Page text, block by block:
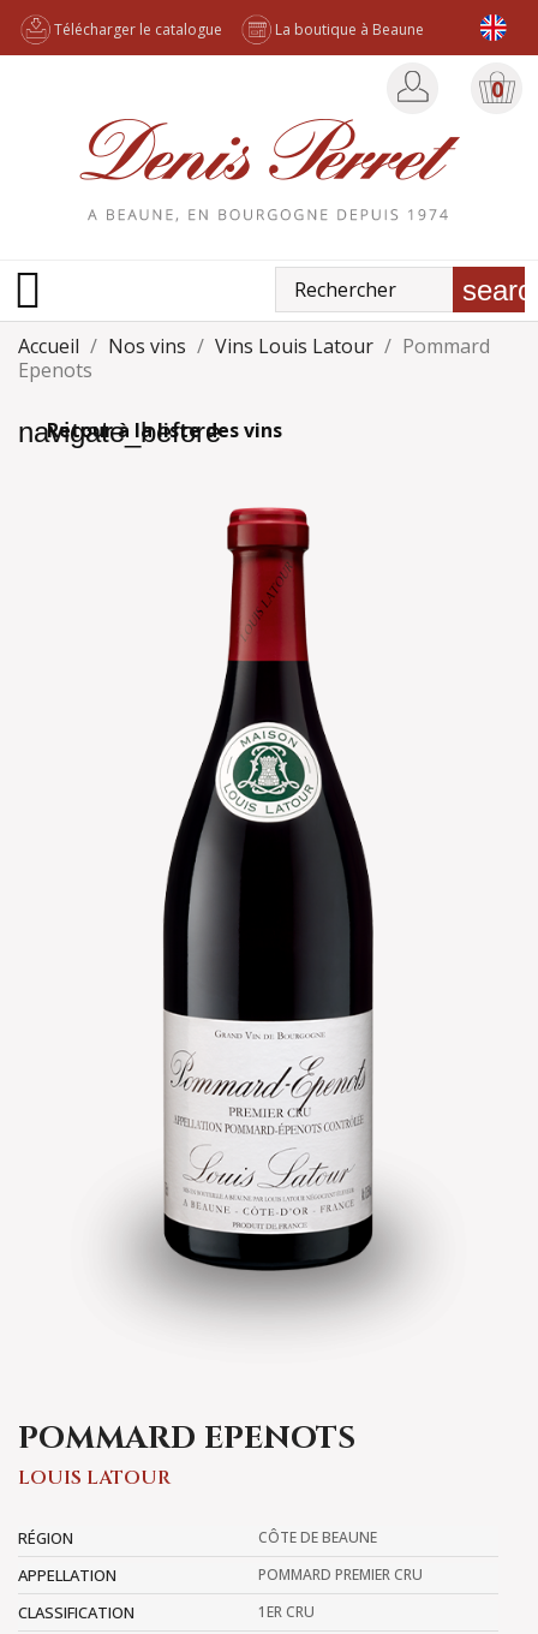
Télécharger le catalogue La boutique à Beaune
0

Accueil Nos vins Vins Louis Latour
Pommard
Epenots
navigate_before
Retour à la liste des vins
POMMARD EPENOTS
LOUIS LATOUR
RÉGION CÔTE DE BEAUNE
APPELLATION POMMARD PREMIER CRU
CLASSIFICATION 1ER CRU